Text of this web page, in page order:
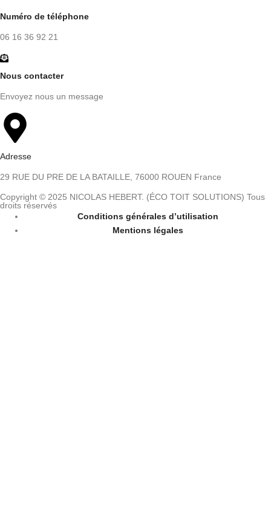
Numéro de téléphone
06 16 36 92 21
Nous contacter
Envoyez nous un message
Adresse
29 RUE DU PRE DE LA BATAILLE, 76000 ROUEN France
Copyright © 2025 NICOLAS HEBERT. (ÉCO TOIT SOLUTIONS) Tous
droits réservés
Conditions générales d’utilisation
Mentions légales